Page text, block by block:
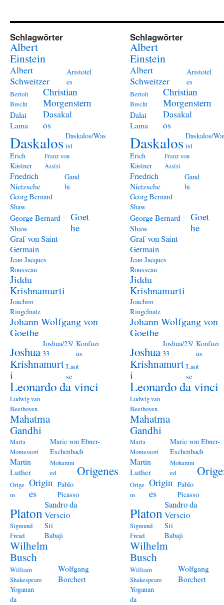
Schlagwörter
Albert
Einstein
Albert
Schweitzer
Aristotel
es
Bertolt
Brecht
Christian
Morgenstern
Dalai
Lama
Dasakal
os
Daskalos Daskalos/Was
ist
Erich
Kästner
Franz von
Assisi
Friedrich
Nietzsche
Gand
hi
Georg Bernard
Shaw
George Bernard
Shaw
Goet
he
Graf von Saint
Germain
Jean Jacques
Rousseau
Jiddu
Krishnamurti
Joachim
Ringelnatz
Johann Wolfgang von
Goethe
Joshua
Joshua/23/
33
Konfuzi
us
Krishnamurt
i
Laot
se
Leonardo da vinci
Ludwig van
Beethoven
Mahatma
Gandhi
Maria
Montessori
Marie von Ebner-
Eschenbach
Martin
Luther
Mohamm
ed
Origenes
Orige
ns
Origin
es
Pablo
Picasso
Platon
Sandro da
Verscio
Sigmund
Freud
Sri
Babaji
Wilhelm
Busch
William
Shakespeare
Wolfgang
Borchert
Yoganan
da
Schlagwörter
Albert
Einstein
Albert
Schweitzer
Aristotel
es
Bertolt
Brecht
Christian
Morgenstern
Dalai
Lama
Dasakal
os
Daskalos Daskalos/
ist
Erich
Kästner
Franz von
Assisi
Friedrich
Nietzsche
Gand
hi
Georg Bernard
Shaw
George Bernard
Shaw
Goet
he
Graf von Saint
Germain
Jean Jacques
Rousseau
Jiddu
Krishnamurti
Joachim
Ringelnatz
Johann Wolfgang von
Goethe
Joshua
Joshua/23/
33
Konfuzi
us
Krishnamurt
i
Laot
se
Leonardo da vinci
Ludwig van
Beethoven
Mahatma
Gandhi
Maria
Montessori
Marie von Ebner-
Eschenbach
Martin
Luther
Mohamm
ed
Orige
ns
Origin
es
Pablo
Picasso
Platon
Sandro da
Verscio
Sigmund
Freud
Sri
Babaji
Wilhelm
Busch
William
Shakespeare
Wolfgang
Borchert
Yoganan
da